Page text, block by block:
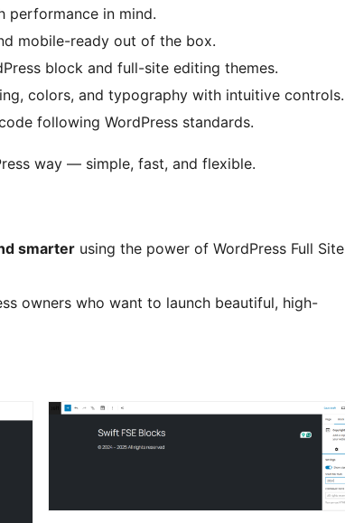
performance in mind.
mobile-ready out of the box.
block and full-site editing themes.
colors, and typography with intuitive controls.
following WordPress standards.
way — simple, fast, and flexible.
smarter using the power of WordPress Full Site
owners who want to launch beautiful, high-